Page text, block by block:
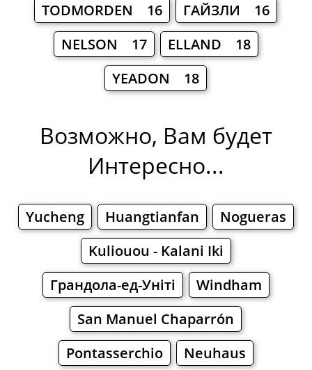
TODMORDEN 16
ГАЙЗЛИ 16
NELSON 17
ELLAND 18
YEADON 18
Возможно, Вам будет
Интересно...
Yucheng Huangtianfan
Nogueras
Kuliouou - Kalani Iki
Грандола-ед-Уніті
Windham
San Manuel Chaparrón
Pontasserchio
Neuhaus